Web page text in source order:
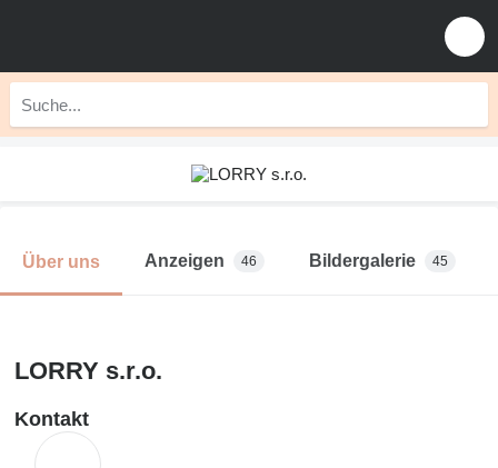
Über uns Anzeigen 46 Bildergalerie 45
LORRY s.r.o.
Kontakt